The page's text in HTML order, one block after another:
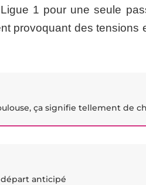
1 pour une seule
provoquant des tensions
ça signifie tellement de
départ anticipé